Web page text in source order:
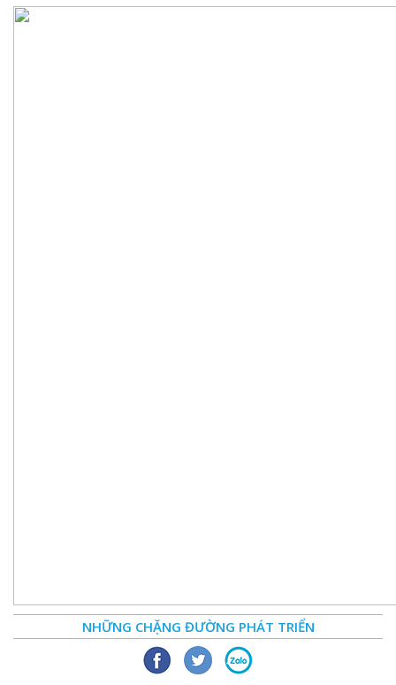
NHỮNG CHẶNG ĐƯỜNG PHÁT TRIỂN